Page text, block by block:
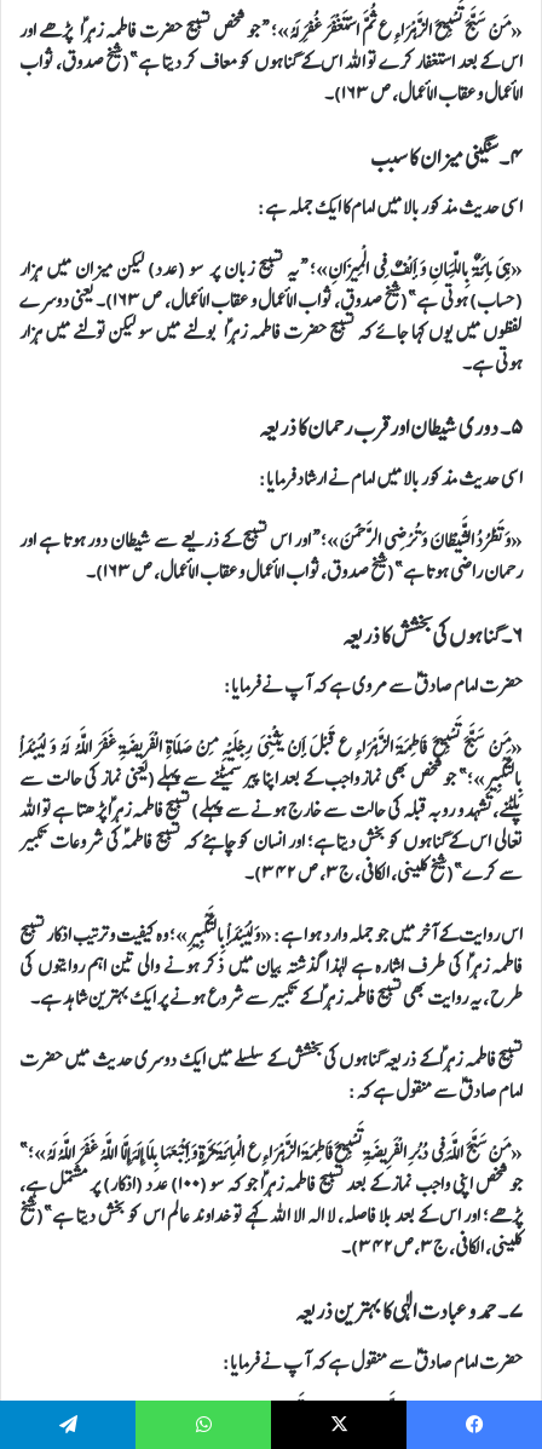
«مَنْ سَبَّحَ تَسْبِيحَ الزَّهْرَاءِ ع ثُمَّ اسْتَغْفَرَ غُفِرَ لَهُ»؛ “جو شخص تسبیح حضرت فاطمہ زہراؑ پڑھے اور
اس کے بعد استغفار کرے تو اللہ اس کے گناہوں کو معاف کر دیتا ہے”(شیخ صدوق، ثواب
الأعمال و عقاب الأعمال، ص ۱۶۳)۔
۴۔ سنگینی میزان کا سبب
اسی حدیث مذکور بالا میں امام کا ایک جملہ ہے:
«هِيَ مِائَةٌ بِاللِّسَانِ وَ أَلْفٌ فِي الْمِيزَانِ»؛ “یہ تسبیح زبان پر سو (عدد) لیکن میزان میں ہزار
(حساب) ہوتی ہے”(شیخ صدوق، ثواب الأعمال و عقاب الأعمال، ص ۱۶۳)۔ یعنی دوسرے
لفظوں میں یوں کہا جائے کہ تسبیح حضرت فاطمہ زہراؑ بولنے میں سو لیکن تولنے میں ہزار
ہوتی ہے۔
۵۔ دوری شیطان اور قرب رحمان کا ذریعہ
اسی حدیث مذکور بالا میں امام نے ارشاد فرمایا:
«وَ تَطْرُدُ الشَّيْطَانَ وَ تُرْضِي الرَّحْمَنَ»؛ “اور اس تسبیح کے ذریعے سے شیطان دور ہوتا ہے اور
رحمان راضی ہوتا ہے”(شیخ صدوق، ثواب الأعمال و عقاب الأعمال، ص ۱۶۳)۔
۶۔ گناہوں کی بخشش کا ذریعہ
حضرت امام صادقؑ سے مروی ہے کہ آپ نے فرمایا:
«مَنْ سَبَّحَ تَسْبِيحَ فَاطِمَةَ الزَّهْرَاءِ ع قَبْلَ أَنْ يَثْنِيَ رِجْلَيْهِ مِنْ صَلَاةِ الْفَرِيضَةِ غَفَرَ اللَّهُ لَهُ وَ لْيَبْدَأْ
بِالتَّكْبِيرِ»؛” جو شخص بھی نماز واجب کے بعد اپنا پیر سمیٹنے سے پہلے (یعنی نماز کی حالت سے
پلٹنے، تشہد و رو بہ قبلہ کی حالت سے خارج ہونے سے پہلے) تسبیح فاطمہ زہراؑ پڑھتا ہے تو اللہ
تعالی اس کے گناہوں کو بخش دیتا ہے؛ اور انسان کو چاہئے کہ تسبیح فاطمہؑ کی شروعات تکبیر
سے کرے”(شیخ کلینی، الکافی، ج۳، ص ۳۴۲)۔
اس روایت کے آخر میں جو جملہ وارد ہوا ہے: «وَ لْيَبْدَأْ بِالتَّكْبِيرِ»؛ وہ کیفیت و ترتیب اذکار تسبیح
فاطمہ زہراؑ کی طرف اشارہ ہے لہذا گذشتہ بیان میں ذکر ہونے والی تین اہم روایتوں کی
طرح ، یہ روایت بھی تسبیح فاطمہ زہراؑ کے تکبیر سے شروع ہونے پر ایک بہترین شاہد ہے۔
تسبیح فاطمہ زہراؑ کے ذریعہ گناہوں کی بخشش کے سلسلے میں ایک دوسری حدیث میں حضرت
امام صادقؑ سے منقول ہے کہ:
«مَنْ سَبَّحَ اللَّهَ فِي دُبُرِ الْفَرِيضَةِ تَسْبِيحَ فَاطِمَةَ الزَّهْرَاءِ ع الْمِائَةَ مَرَّةٍ وَ أَتْبَعَهَا بِلَا إِلَهَ إِلَّا اللَّهُ غَفَرَ اللَّهُ لَهُ»؛”
جو شخص اپنی واجب نماز کے بعد تسبیح فاطمہ زہراؑ جو کہ سو (۱۰۰) عدد (اذکار) پر مشتمل ہے،
پڑھے؛ اور اس کے بعد بلا فاصلہ، لا الہ الا اللہ کہے تو خداوند عالم اس کو بخش دیتا ہے”(شیخ
کلینی، الکافی، ج۳،ص۳۴۲)۔
۷۔ حمد و عبادت الٰہی کا بہترین ذریعہ
حضرت امام صادقؑ سے منقول ہے کہ آپ نے فرمایا:
«مَا عُبِدَ اللَّهُ بِشَيْ‌ءٍ مِنَ التَّحْمِيدِ أَفْضَلَ مِنْ تَسْبِيحِ فَاطِمَةَ (ع)»؛ “تسبیح فاطمہ زہراؑ سے بہتر کسی